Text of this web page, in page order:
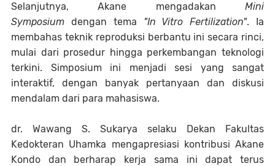
Selanjutnya, Akane mengadakan Mini
Symposium dengan tema "In Vitro Fertilization". Ia
membahas teknik reproduksi berbantu ini secara rinci,
mulai dari prosedur hingga perkembangan teknologi
terkini. Simposium ini menjadi sesi yang sangat
interaktif, dengan banyak pertanyaan dan diskusi
mendalam dari para mahasiswa.
dr. Wawang S. Sukarya selaku Dekan Fakultas
Kedokteran Uhamka mengapresiasi kontribusi Akane
Kondo dan berharap kerja sama ini dapat terus